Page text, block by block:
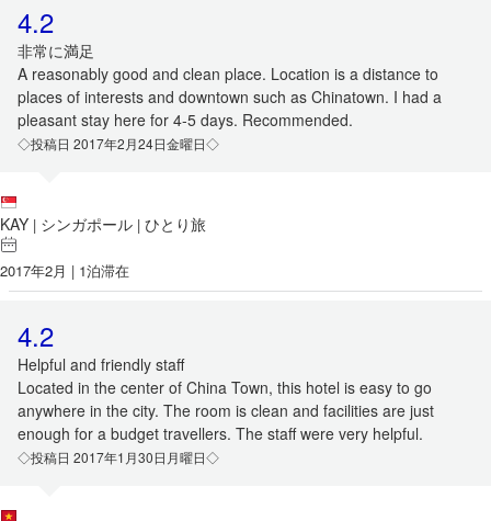
4.2
非常に満足
A reasonably good and clean place. Location is a distance to
places of interests and downtown such as Chinatown. I had a
pleasant stay here for 4-5 days. Recommended.
◇投稿日 2017年2月24日金曜日◇
KAY | シンガポール | ひとり旅
2017年2月 | 1泊滞在
4.2
Helpful and friendly staff
Located in the center of China Town, this hotel is easy to go
anywhere in the city. The room is clean and facilities are just
enough for a budget travellers. The staff were very helpful.
◇投稿日 2017年1月30日月曜日◇